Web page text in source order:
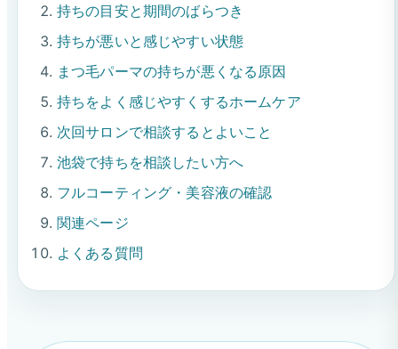
持ちの目安と期間のばらつき
持ちが悪いと感じやすい状態
まつ毛パーマの持ちが悪くなる原因
持ちをよく感じやすくするホームケア
次回サロンで相談するとよいこと
池袋で持ちを相談したい方へ
フルコーティング・美容液の確認
関連ページ
よくある質問